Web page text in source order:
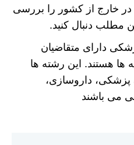
خارج از کشور را بررسی
مطلب دنبال کنید.
دارای متقاضیان
ها هستند. این رشته ها
داروسازی،
می باشند